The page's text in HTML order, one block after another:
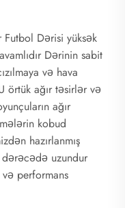
Futbol Dərisi yüksək
Dərinin sabit
və hava
örtük ağır təsirlər və
ağır
kobud
hazırlanmış
uzundur
performans